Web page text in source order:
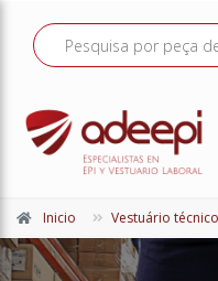
Inicio Vestuário técnico